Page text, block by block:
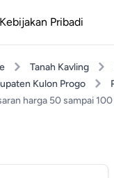
Kebijakan Pribadi
Tanah Kavling
Kulon Progo
harga 50 sampai